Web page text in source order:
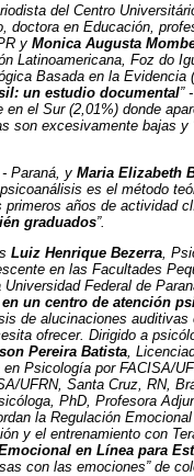
del Centro
doctora en Educación,
y Monica Augusta
Latinoamericana, Foz do
Basada en la
un estudio documental”
el Sur (2,01%) donde
son excesivamente bajas y
- Paraná, y Maria Elizabeth
es el método
años de actividad
graduados”.
Luiz Henrique Bezerra,
en las Facultades
Federal de
un centro de atención
de alucinaciones
ofrecer. Dirigido a
Pereira Batista,
Psicología por FACISA/
UFRN, Santa Cruz, RN,
PhD, Profesora
la Regulación
y el entrenamiento con
en Línea para
con las emociones” de